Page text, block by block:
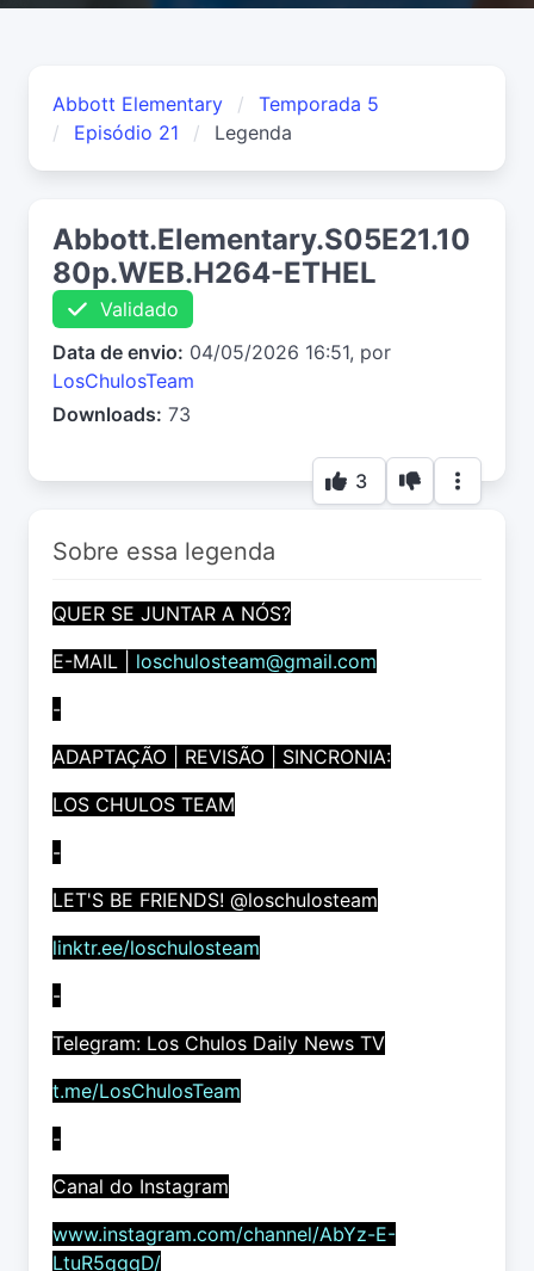
Abbott Elementary
Temporada 5
Episódio 21
Legenda
Abbott.Elementary.S05E21.10
80p.WEB.H264-ETHEL
Validado
Data de envio: 04/05/2026 16:51, por
LosChulosTeam
Downloads: 73
3
Sobre essa legenda
QUER SE JUNTAR A NÓS?
E-MAIL |
loschulosteam@gmail.com
-
ADAPTAÇÃO | REVISÃO | SINCRONIA:
LOS CHULOS TEAM
-
LET'S BE FRIENDS! @loschulosteam
linktr.ee/loschulosteam
-
Telegram: Los Chulos Daily News TV
t.me/LosChulosTeam
-
Canal do Instagram
www.instagram.com/channel/AbYz-E-
LtuR5gggD/